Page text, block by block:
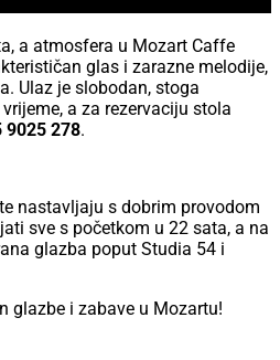
a atmosfera u Mozart Caffe
glas i zarazne melodije,
Ulaz je slobodan, stoga
a za rezervaciju stola
9025 278.
nastavljaju s dobrim provodom
sve s početkom u 22 sata, a na
glazba poput Studia 54 i
glazbe i zabave u Mozartu!